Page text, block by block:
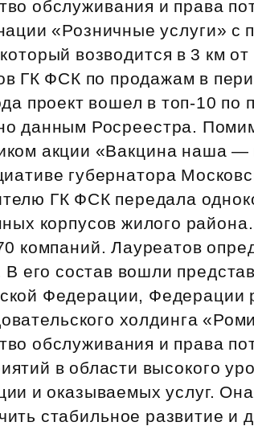
Субсидии
обслуживания и права
«Розничные услуги»
возводится в 3 км
ГК ФСК по продажам в
проект вошел в топ‑10
данным Росреестра.
акции «Вакцина наша
губернатора
ГК ФСК передала
корпусов жилого
компаний. Лауреатов
В его состав вошли
Федерации, Федерации
холдинга
обслуживания и права
в области высокого
и оказываемых услуг.
стабильное развитие и